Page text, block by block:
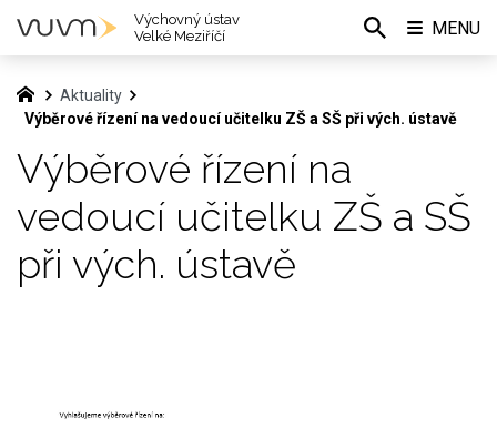
Aktuality
Výběrové řízení na vedoucí učitelku ZŠ a SŠ při vých. ústavě
Výběrové řízení na
vedoucí učitelku ZŠ a SŠ
při vých. ústavě
Výchovný ústav
Velké Meziříčí
MENU